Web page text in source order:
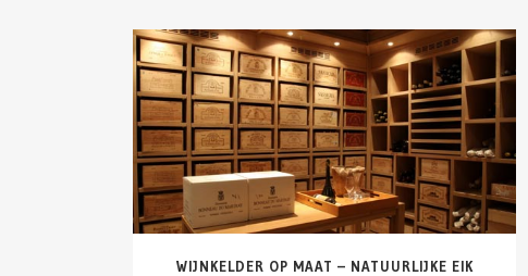
DETAILS ZIEN
WIJNKELDER OP MAAT – NATUURLIJKE EIK